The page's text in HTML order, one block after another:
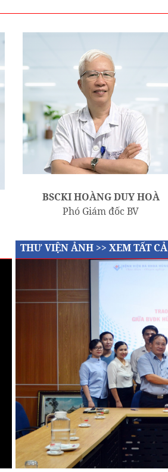
BSCKI HOÀNG DUY HOÀ
Phó Giám đốc BV
THƯ VIỆN ẢNH >> XEM TẤT CẢ